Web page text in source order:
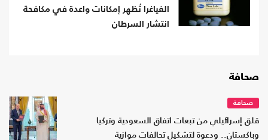
الفياغرا تُظهر إمكانات واعدة في مكافحة
انتشار السرطان
صحافة
صحافة
قلق إسرائيلي من تبعات اتفاق السعودية وتركيا
وباكستان.. ودعوة لتشكيل تحالفات موازية